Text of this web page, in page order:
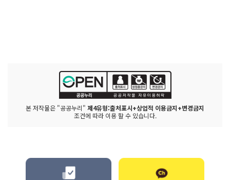
본 저작물은 "공공누리" 제4유형:출처표시+상업적 이용금지+변경금지
조건에 따라 이용 할 수 있습니다.